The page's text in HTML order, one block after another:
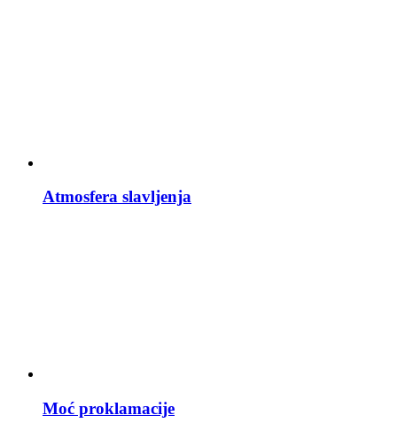
Atmosfera slavljenja
Moć proklamacije